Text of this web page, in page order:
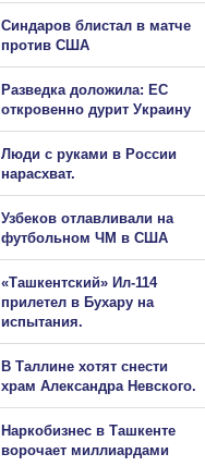
Синдаров блистал в матче
против США
Разведка доложила: ЕС
откровенно дурит Украину
Люди с руками в России
нарасхват.
Узбеков отлавливали на
футбольном ЧМ в США
«Ташкентский» Ил-114
прилетел в Бухару на
испытания.
В Таллине хотят снести
храм Александра Невского.
Наркобизнес в Ташкенте
ворочает миллиардами